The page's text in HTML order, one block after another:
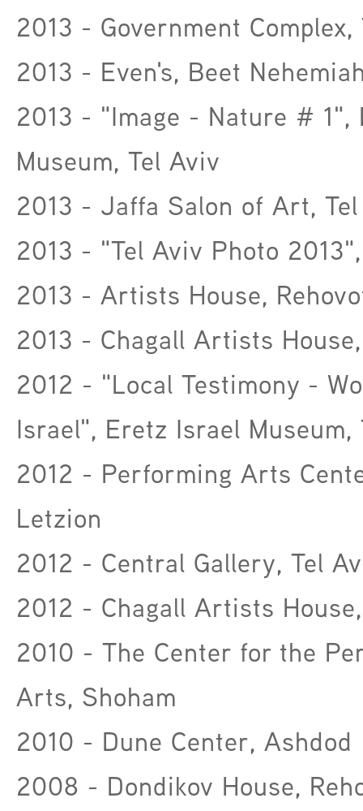
2013 - Government
2013 - Even's, Beet
2013 - "Image - Nature # 1",
Museum, Tel Aviv
2013 - Jaffa Salon of Art,
2013 - "Tel Aviv Photo
2013 - Artists House,
2013 - Chagall Artists
2012 - "Local Testimony -
Israel", Eretz Israel Museum,
2012 - Performing Arts
Letzion
2012 - Central Gallery, Tel
2012 - Chagall Artists
2010 - The Center for the
Arts, Shoham
2010 - Dune Center, Ashdod
2008 - Dondikov House,